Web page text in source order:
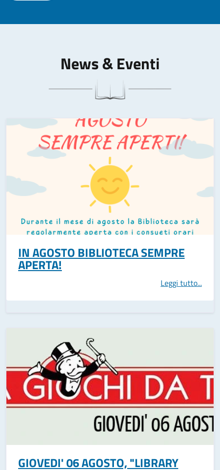
News & Eventi
IN AGOSTO BIBLIOTECA SEMPRE
APERTA!
Leggi tutto...
GIOVEDI' 06 AGOSTO, "LIBRARY